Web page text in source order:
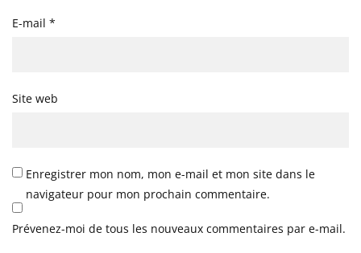
E-mail *
Site web
Enregistrer mon nom, mon e-mail et mon site dans le
navigateur pour mon prochain commentaire.
Prévenez-moi de tous les nouveaux commentaires par e-mail.